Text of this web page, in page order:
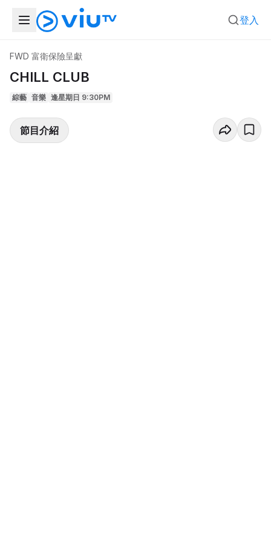
登入
FWD 富衛保險呈獻
CHILL CLUB
綜藝 音樂 逢星期日 9:30PM
節目介紹